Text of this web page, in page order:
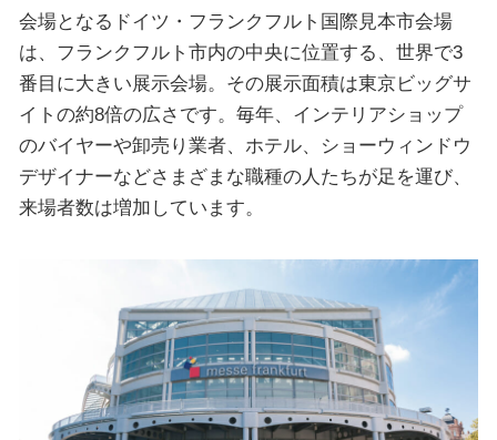
会場となるドイツ・フランクフルト国際見本市会場
は、フランクフルト市内の中央に位置する、世界で3
番目に大きい展示会場。その展示面積は東京ビッグサ
イトの約8倍の広さです。毎年、インテリアショップ
のバイヤーや卸売り業者、ホテル、ショーウィンドウ
デザイナーなどさまざまな職種の人たちが足を運び、
来場者数は増加しています。